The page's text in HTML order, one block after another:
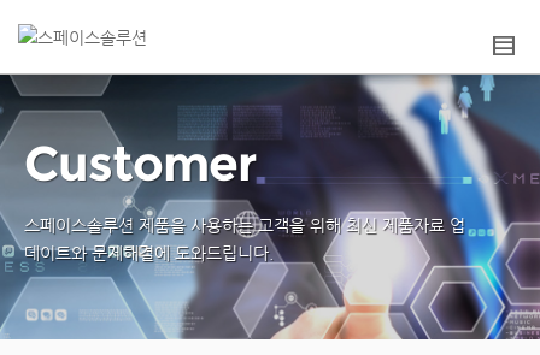
스페이스솔루션 제품을 사용하는 고객을 위해최신 제품자료 업
데이트와 문제해결에 도와드립니다.
Customer